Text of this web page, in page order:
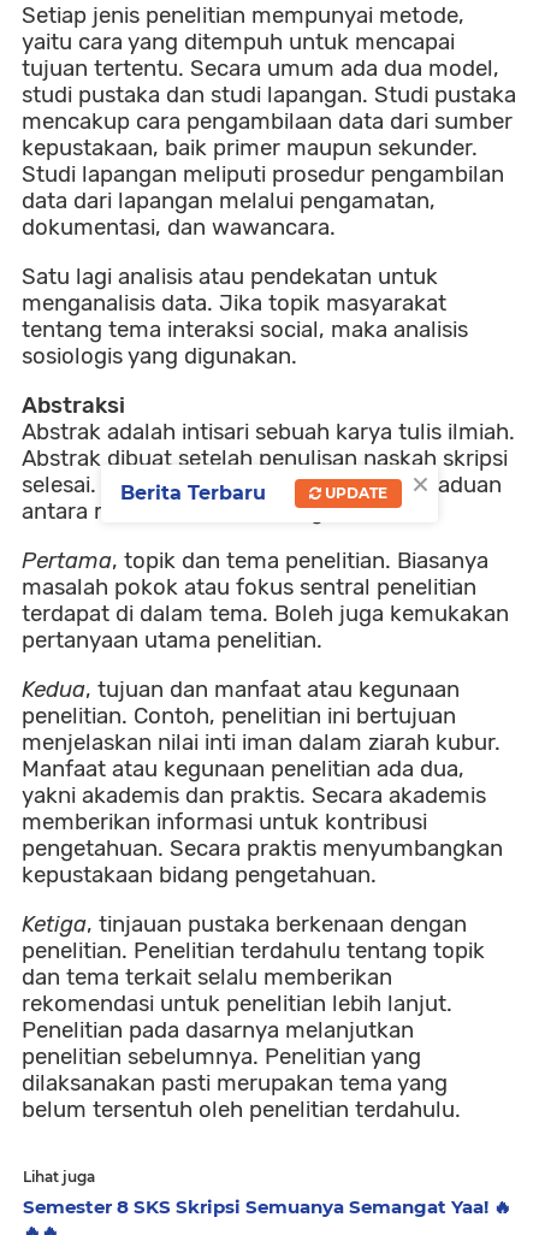
Setiap jenis penelitian mempunyai metode,
yaitu cara yang ditempuh untuk mencapai
tujuan tertentu. Secara umum ada dua model,
studi pustaka dan studi lapangan. Studi pustaka
mencakup cara pengambilaan data dari sumber
kepustakaan, baik primer maupun sekunder.
Studi lapangan meliputi prosedur pengambilan
data dari lapangan melalui pengamatan,
dokumentasi, dan wawancara.
Satu lagi analisis atau pendekatan untuk
menganalisis data. Jika topik masyarakat
tentang tema interaksi social, maka analisis
sosiologis yang digunakan.
Abstraksi
Abstrak adalah intisari sebuah karya tulis ilmiah.
Abstrak dibuat setelah penulisan naskah skripsi
selesai. Abstrak skripsi mencakup keterpaduan
antara materi dan metodologi.
Pertama, topik dan tema penelitian. Biasanya
masalah pokok atau fokus sentral penelitian
terdapat di dalam tema. Boleh juga kemukakan
pertanyaan utama penelitian.
Kedua, tujuan dan manfaat atau kegunaan
penelitian. Contoh, penelitian ini bertujuan
menjelaskan nilai inti iman dalam ziarah kubur.
Manfaat atau kegunaan penelitian ada dua,
yakni akademis dan praktis. Secara akademis
memberikan informasi untuk kontribusi
pengetahuan. Secara praktis menyumbangkan
kepustakaan bidang pengetahuan.
Ketiga, tinjauan pustaka berkenaan dengan
penelitian. Penelitian terdahulu tentang topik
dan tema terkait selalu memberikan
rekomendasi untuk penelitian lebih lanjut.
Penelitian pada dasarnya melanjutkan
penelitian sebelumnya. Penelitian yang
dilaksanakan pasti merupakan tema yang
belum tersentuh oleh penelitian terdahulu.
Lihat juga
Semester 8 SKS Skripsi Semuanya Semangat Yaa! 🔥
×
Berita Terbaru UPDATE